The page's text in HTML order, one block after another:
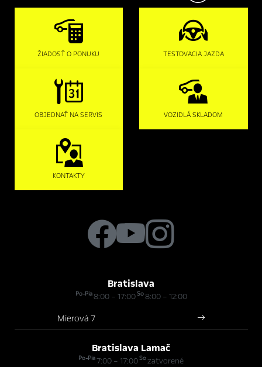
ŽIADOSŤ O PONUKU TESTOVACIA JAZDA
OBJEDNAŤ NA SERVIS VOZIDLÁ SKLADOM
KONTAKTY
Bratislava
Po-Pia8:00 – 17:00So8:00 – 12:00
Mierová 7
Bratislava Lamač
Po-Pia7:00 – 17:00Sozatvorené